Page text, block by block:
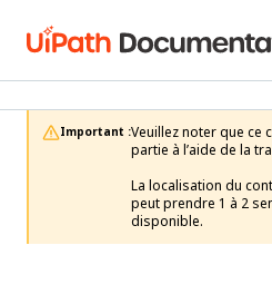
Important :Veuillez noter que ce
partie à l’aide de la
La localisation du
peut prendre 1 à 2
disponible.